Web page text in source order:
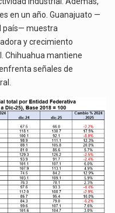
en un año. Guanajuato —
país— muestra
y crecimiento
Chihuahua mantiene
señales de